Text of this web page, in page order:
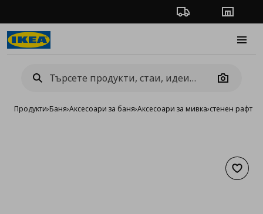
Проследяване на
Camera
Продукти›Баня›Аксесоари за баня›Аксесоари за мивка›стенен рафт с